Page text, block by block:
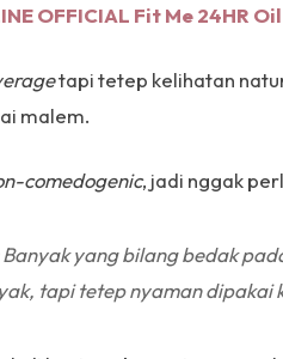
OFFICIAL Fit Me 24HR
tapi tetep kelihatan
malem.
comedogenic, jadi nggak
Banyak yang bilang bedak
tapi tetep nyaman dipakai